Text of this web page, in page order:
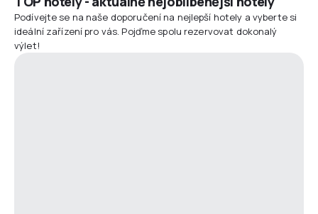
Podívejte se na naše doporučení na nejlepší hotely a vyberte si
ideální zařízení pro vás. Pojďme spolu rezervovat dokonalý
výlet!